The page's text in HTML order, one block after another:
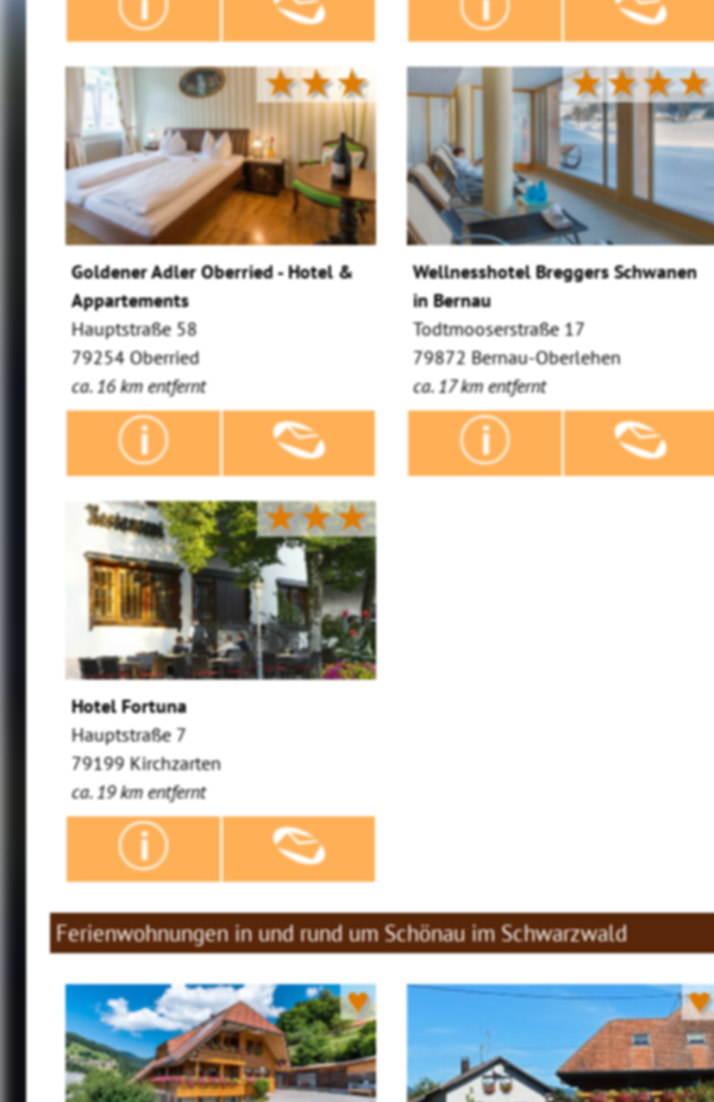
★★★
Goldener Adler Oberried - Hotel &
Appartements
Hauptstraße 58
79254 Oberried
ca. 16 km entfernt
★★★★
Wellnesshotel Breggers Schwanen
in Bernau
Todtmooserstraße 17
79872 Bernau-Oberlehen
ca. 17 km entfernt
★★★
Hotel Fortuna
Hauptstraße 7
79199 Kirchzarten
ca. 19 km entfernt
Ferienwohnungen in und rund um Schönau im Schwarzwald
♥ ♥